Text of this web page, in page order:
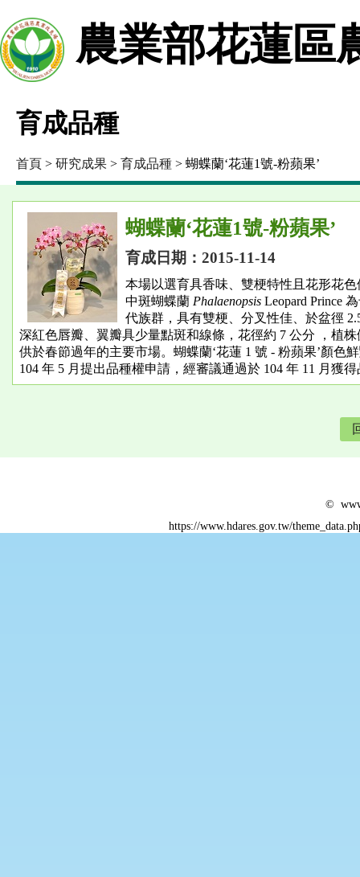
農業部花蓮區
育成品種
首頁 > 研究成果 > 育成品種 > 蝴蝶蘭‘花蓮1號-粉蘋果’
蝴蝶蘭‘花蓮1號-粉蘋果’
育成日期：2015-11-14
本場以選育具香味、雙梗特性且花形花
中斑蝴蝶蘭 Phalaenopsis Leopard Prince
代族群，具有雙梗、分叉性佳、於盆徑
深紅色唇瓣、翼瓣具少量點斑和線條，花徑約 7 公分 ，植
供於春節過年的主要市場。蝴蝶蘭‘花蓮 1 號 - 粉蘋果’顏
104 年 5 月提出品種權申請，經審議通過於 104 年 11 月獲
©
https://www.hdares.gov.tw/